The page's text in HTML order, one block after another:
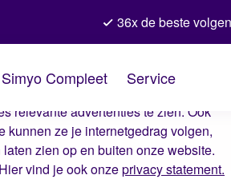
wij ervoor dat je ervaring op de
relevante advertenties te zien. Ook
kunnen ze je internetgedrag volgen,
zien op en buiten onze website.
vind je ook onzeprivacy statement.
36x de beste
Compleet Service
Start een topic